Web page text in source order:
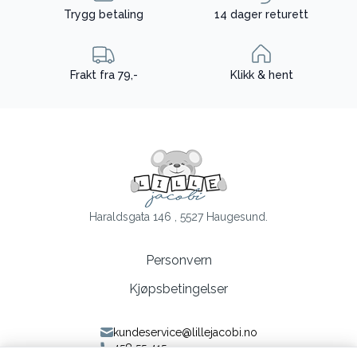
Trygg betaling 14 dager returett
Frakt fra 79,- Klikk & hent
Haraldsgata 146 , 5527 Haugesund.
Personvern
Kjøpsbetingelser
kundeservice@lillejacobi.no
458 55 415